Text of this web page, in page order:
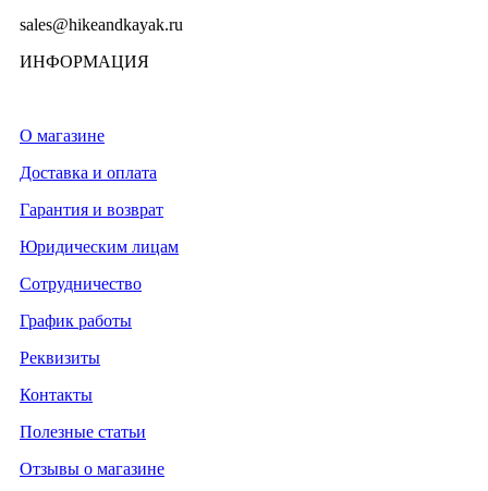
sales@hikeandkayak.ru
ИНФОРМАЦИЯ
О магазине
Доставка и оплата
Гарантия и возврат
Юридическим лицам
Сотрудничество
График работы
Реквизиты
Контакты
Полезные статьи
Отзывы о магазине